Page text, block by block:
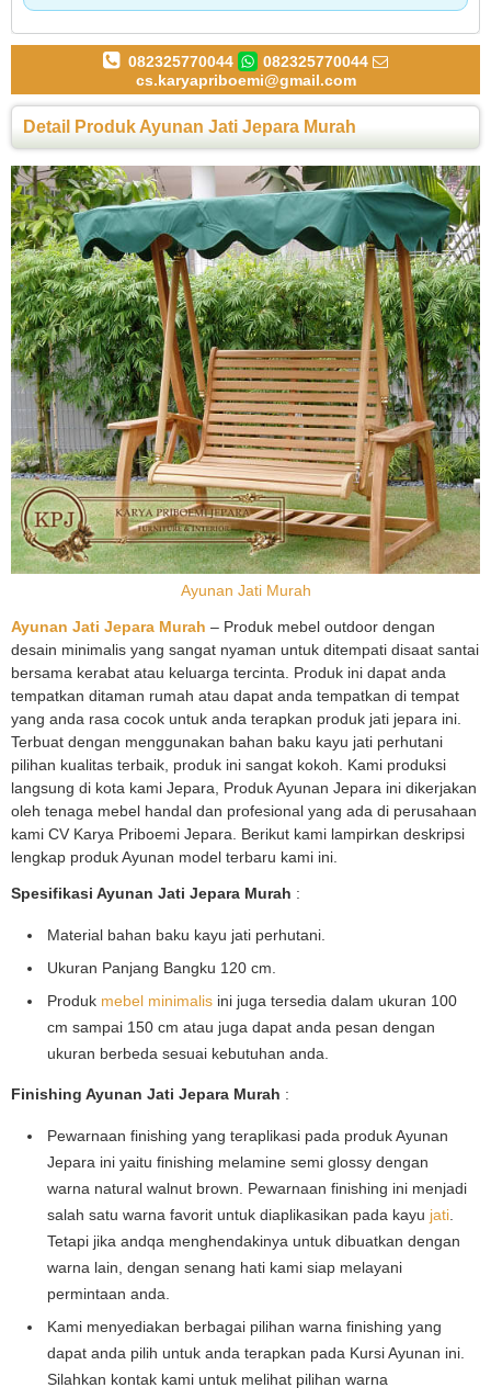
082325770044
082325770044
cs.karyapriboemi@gmail.com
Detail Produk Ayunan Jati Jepara Murah
Ayunan Jati Murah
Ayunan Jati Jepara Murah – Produk mebel outdoor dengan
desain minimalis yang sangat nyaman untuk ditempati disaat santai
bersama kerabat atau keluarga tercinta. Produk ini dapat anda
tempatkan ditaman rumah atau dapat anda tempatkan di tempat
yang anda rasa cocok untuk anda terapkan produk jati jepara ini.
Terbuat dengan menggunakan bahan baku kayu jati perhutani
pilihan kualitas terbaik, produk ini sangat kokoh. Kami produksi
langsung di kota kami Jepara, Produk Ayunan Jepara ini dikerjakan
oleh tenaga mebel handal dan profesional yang ada di perusahaan
kami CV Karya Priboemi Jepara. Berikut kami lampirkan deskripsi
lengkap produk Ayunan model terbaru kami ini.
Spesifikasi Ayunan Jati Jepara Murah :
Material bahan baku kayu jati perhutani.
Ukuran Panjang Bangku 120 cm.
Produk mebel minimalis ini juga tersedia dalam ukuran 100
cm sampai 150 cm atau juga dapat anda pesan dengan
ukuran berbeda sesuai kebutuhan anda.
Finishing Ayunan Jati Jepara Murah :
Pewarnaan finishing yang teraplikasi pada produk Ayunan
Jepara ini yaitu finishing melamine semi glossy dengan
warna natural walnut brown. Pewarnaan finishing ini menjadi
salah satu warna favorit untuk diaplikasikan pada kayu jati.
Tetapi jika andqa menghendakinya untuk dibuatkan dengan
warna lain, dengan senang hati kami siap melayani
permintaan anda.
Kami menyediakan berbagai pilihan warna finishing yang
dapat anda pilih untuk anda terapkan pada Kursi Ayunan ini.
Silahkan kontak kami untuk melihat pilihan warna